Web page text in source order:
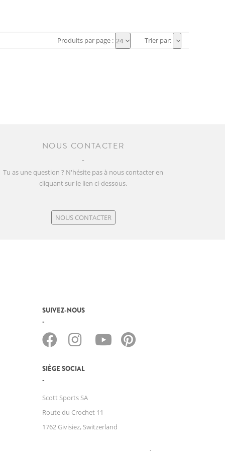
Produits par page : 24 Trier par:
NOUS CONTACTER
Tu as une question ? N'hésite pas à nous contacter en
cliquant sur le lien ci-dessous.
NOUS CONTACTER
SUIVEZ-NOUS
SIÈGE SOCIAL
Scott Sports SA
Route du Crochet 11
1762 Givisiez, Switzerland